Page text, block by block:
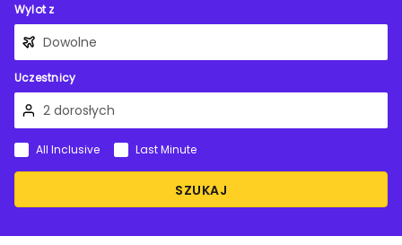
Wylot z
Uczestnicy
SZUKAJ
All Inclusive Last Minute